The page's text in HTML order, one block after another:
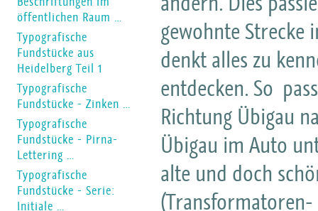
gewohnte Strecke
denkt alles zu
entdecken. So
Richtung Übigau
Übigau im Auto
alte und doch
öffentlichen Raum …
Typografische
Fundstücke aus
Heidelberg Teil 1
Typografische
Fundstücke - Zinken …
Typografische
Fundstücke - Pirna-
Lettering …
Typografische
Fundstücke - Serie:
Initiale …